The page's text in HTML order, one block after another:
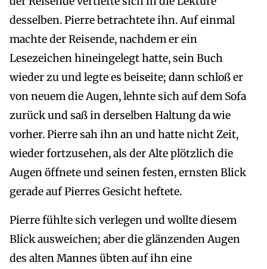
desselben. Pierre betrachtete ihn. Auf einmal
machte der Reisende, nachdem er ein
Lesezeichen hineingelegt hatte, sein Buch
wieder zu und legte es beiseite; dann schloß er
von neuem die Augen, lehnte sich auf dem Sofa
zurück und saß in derselben Haltung da wie
vorher. Pierre sah ihn an und hatte nicht Zeit,
wieder fortzusehen, als der Alte plötzlich die
Augen öffnete und seinen festen, ernsten Blick
gerade auf Pierres Gesicht heftete.
Pierre fühlte sich verlegen und wollte diesem
Blick ausweichen; aber die glänzenden Augen
des alten Mannes übten auf ihn eine